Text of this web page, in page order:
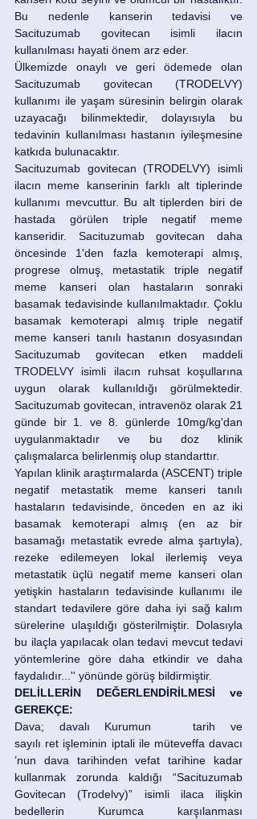
Bu nedenle kanserin tedavisi ve
Sacituzumab govitecan isimli ilacın
kullanılması hayati önem arz eder.
Ülkemizde onaylı ve geri ödemede olan
Sacituzumab govitecan (TRODELVY)
kullanımı ile yaşam süresinin belirgin olarak
uzayacağı bilinmektedir, dolayısıyla bu
tedavinin kullanılması hastanın iyileşmesine
katkıda bulunacaktır.
Sacituzumab govitecan (TRODELVY) isimli
ilacın meme kanserinin farklı alt tiplerinde
kullanımı mevcuttur. Bu alt tiplerden biri de
hastada görülen triple negatif meme
kanseridir. Sacituzumab govitecan daha
öncesinde 1'den fazla kemoterapi almış,
progrese olmuş, metastatik triple negatif
meme kanseri olan hastaların sonraki
basamak tedavisinde kullanılmaktadır. Çoklu
basamak kemoterapi almış triple negatif
meme kanseri tanılı hastanın dosyasından
Sacituzumab govitecan etken maddeli
TRODELVY isimli ilacın ruhsat koşullarına
uygun olarak kullanıldığı görülmektedir.
Sacituzumab govitecan, intravenöz olarak 21
günde bir 1. ve 8. günlerde 10mg/kg'dan
uygulanmaktadır ve bu doz klinik
çalışmalarca belirlenmiş olup standarttır.
Yapılan klinik araştırmalarda (ASCENT) triple
negatif metastatik meme kanseri tanılı
hastaların tedavisinde, önceden en az iki
basamak kemoterapi almış (en az bir
basamağı metastatik evrede alma şartıyla),
rezeke edilemeyen lokal ilerlemiş veya
metastatik üçlü negatif meme kanseri olan
yetişkin hastaların tedavisinde kullanımı ile
standart tedavilere göre daha iyi sağ kalım
sürelerine ulaşıldığı gösterilmiştir. Dolasıyla
bu ilaçla yapılacak olan tedavi mevcut tedavi
yöntemlerine göre daha etkindir ve daha
faydalıdır...'' yönünde görüş bildirmiştir.
DELİLLERİN DEĞERLENDİRİLMESİ ve
GEREKÇE:
Dava; davalı Kurumun	 tarih ve
sayılı ret işleminin iptali ile müteveffa davacı
’nun dava tarihinden vefat tarihine kadar
kullanmak zorunda kaldığı “Sacituzumab
Govitecan (Trodelvy)” isimli ilaca ilişkin
bedellerin Kurumca karşılanması